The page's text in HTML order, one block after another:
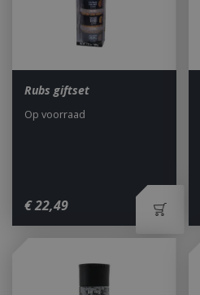
Rubs giftset
€22,49
Op voorraad